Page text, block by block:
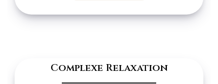
Complexe Relaxation